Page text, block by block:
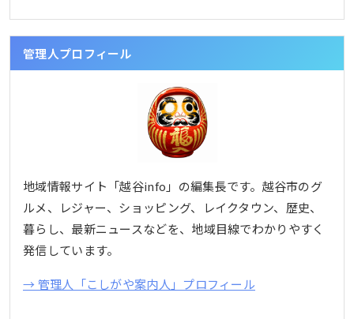
管理人プロフィール
地域情報サイト「越谷info」の編集長です。越谷市のグ
ルメ、レジャー、ショッピング、レイクタウン、歴史、
暮らし、最新ニュースなどを、地域目線でわかりやすく
発信しています。
→ 管理人「こしがや案内人」プロフィール